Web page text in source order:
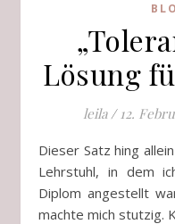
Lösung
leila / 12.
Dieser Satz hing allein an einer weißen Wand in dem
Lehrstuhl, in dem
Diplom angestellt
machte mich stutzig.